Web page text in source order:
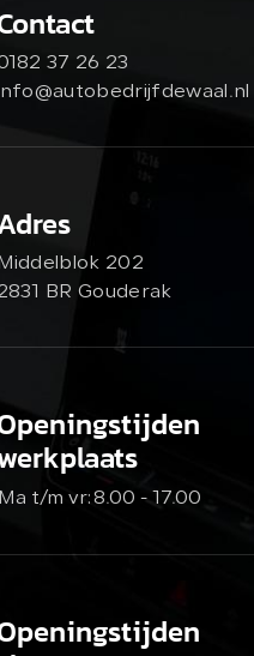
37 26 23
Middelblok 202
BR Gouderak
Ma t/m vr:8.00 - 17.00